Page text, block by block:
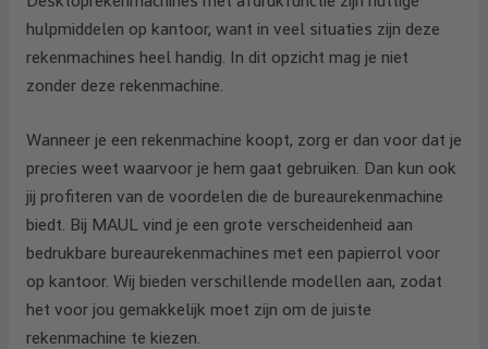
hulpmiddelen op kantoor, want in veel situaties zijn deze
rekenmachines heel handig. In dit opzicht mag je niet
zonder deze rekenmachine.
Wanneer je een rekenmachine koopt, zorg er dan voor dat je
precies weet waarvoor je hem gaat gebruiken. Dan kun ook
jij profiteren van de voordelen die de bureaurekenmachine
biedt. Bij MAUL vind je een grote verscheidenheid aan
bedrukbare bureaurekenmachines met een papierrol voor
op kantoor. Wij bieden verschillende modellen aan, zodat
het voor jou gemakkelijk moet zijn om de juiste
rekenmachine te kiezen.